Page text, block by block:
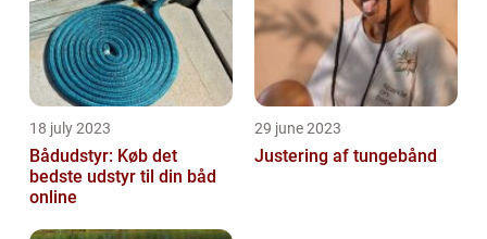
18 july 2023
Bådudstyr: Køb det
bedste udstyr til din båd
online
29 june 2023
Justering af tungebånd